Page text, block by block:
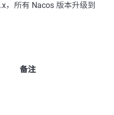
，所有 Nacos 版本升级到
备注